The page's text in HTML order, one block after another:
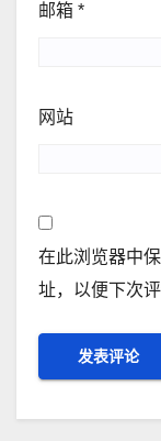
邮箱 *
网站
在此浏览器中
址，以便下次评